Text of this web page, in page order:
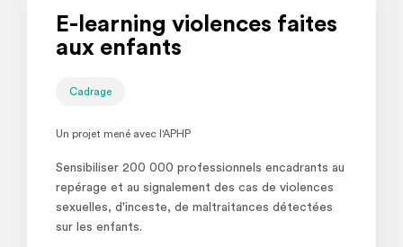
E-learning violences faites
aux enfants
Cadrage
Un projet mené avec l'APHP
Sensibiliser 200 000 professionnels encadrants au
repérage et au signalement des cas de violences
sexuelles, d'inceste, de maltraitances détectées
sur les enfants.